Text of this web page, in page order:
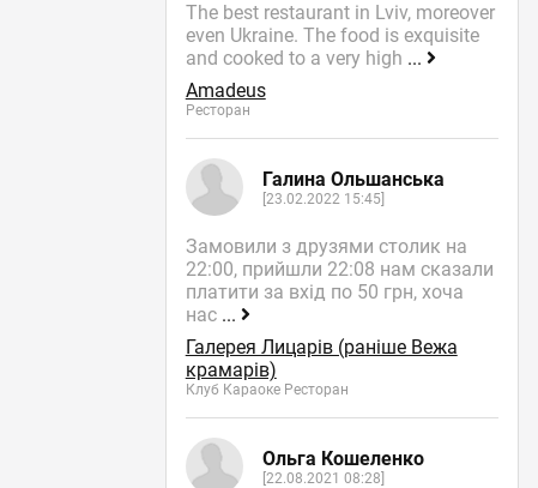
The best restaurant in Lviv, moreover
even Ukraine. The food is exquisite
and cooked to a very high ...
Amadeus
Ресторан
Галина Ольшанська
[23.02.2022 15:45]
Замовили з друзями столик на
22:00, прийшли 22:08 нам сказали
платити за вхід по 50 грн, хоча
нас ...
Галерея Лицарів (раніше Вежа
крамарів)
Клуб Караоке Ресторан
Ольга Кошеленко
[22.08.2021 08:28]